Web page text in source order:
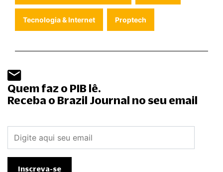
Tecnologia & Internet Proptech
Quem faz o PIB lê.
Receba o Brazil Journal no seu email